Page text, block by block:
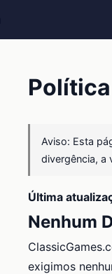
Aviso: Esta
divergência, a
Última
Nenhum
exigimos